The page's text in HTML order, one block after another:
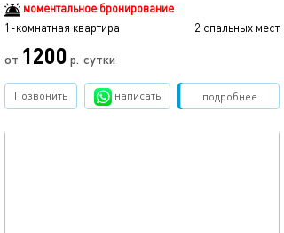
моментальное бронирование
1-комнатная квартира
2 спальных мест
от 1200 р. сутки
подробнее
Позвонить написать Забронировать